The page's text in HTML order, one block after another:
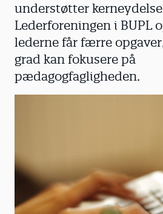
understøtter
Lederforeningen i BUPL
lederne får færre
grad kan fokusere på
pædagogfagligheden.